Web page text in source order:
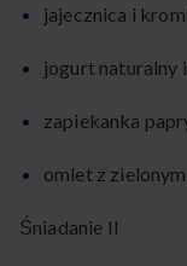
jajecznica i
jogurt naturalny
zapiekanka
omlet z
Śniadanie II